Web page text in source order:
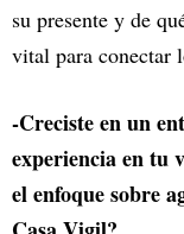
su presente y de
vital para conectar
-Creciste en un
experiencia en tu
el enfoque sobre